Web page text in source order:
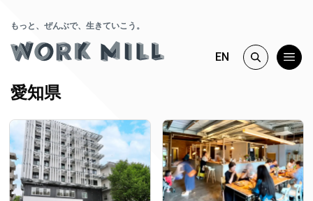
もっと、ぜんぶで、生きていこう。
EN
愛知県